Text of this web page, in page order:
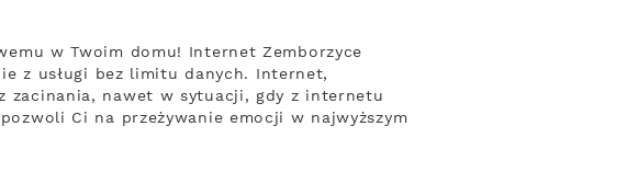
w Twoim domu! Internet Zemborzyce
z usługi bez limitu danych. Internet,
zacinania, nawet w sytuacji, gdy z internetu
Ci na przeżywanie emocji w najwyższym